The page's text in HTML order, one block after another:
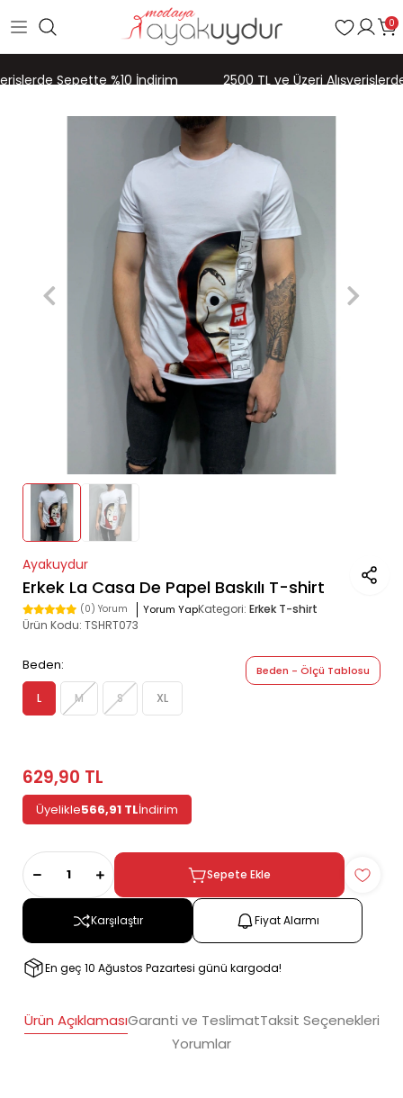
Sepette %10 İndirim 2500 TL ve Üzeri
0
Ayakuydur
Erkek La Casa De Papel Baskılı T-shirt
(0) Yorum Yorum YapKategori: Erkek T-shirt
Ürün Kodu: TSHRT073
Beden:
L M S XL
Beden - Ölçü Tablosu
629,90 TL
Üyelikle566,91 TLİndirim
Sepete Ekle
Karşılaştır Fiyat Alarmı
En geç 10 Ağustos Pazartesi günü kargoda!
Ürün AçıklamasıGaranti ve TeslimatTaksit Seçenekleri
Yorumlar